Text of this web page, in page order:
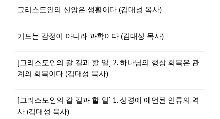
그리스도인의 신앙은 생활이다 (김대성 목사)
기도는 감정이 아니라 과학이다 (김대성 목사)
[그리스도인의 갈 길과 할 일] 2. 하나님의 형상 회복은 관
계의 회복이다 (김대성 목사)
[그리스도인의 갈 길과 할 일] 1. 성경에 예언된 인류의 역
사 (김대성 목사)